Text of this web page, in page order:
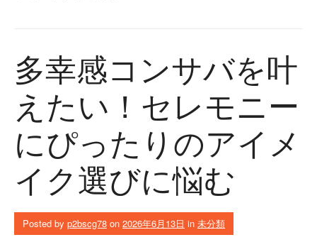
多幸感コンサバを叶
えたい！セレモニー
にぴったりのアイメ
イク選びに悩む
Posted by p2bscg78 on 2026年6月13日 in 未分類